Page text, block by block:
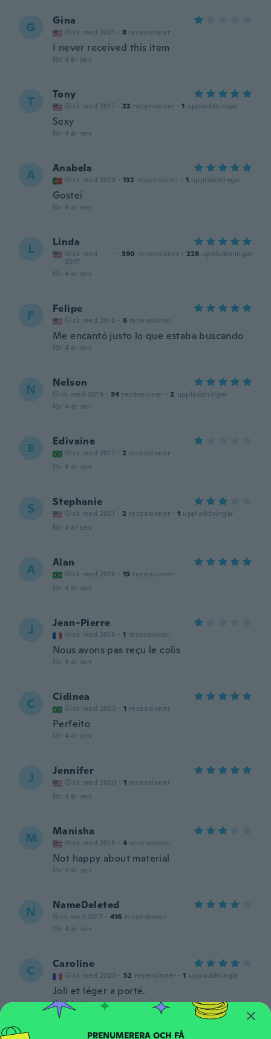
G Gina
Gick med 2021 · 8 recensioner
I never received this item
för 4 år sen
T Tony
Gick med 2017 · 22 recensioner · 1 uppladdningar
Sexy
för 4 år sen
A Anabela
Gick med 2019 · 132 recensioner · 1 uppladdningar
Gostei
för 4 år sen
L Linda
Gick med
2017
· 390 recensioner · 228 uppladdningar
för 4 år sen
F Felipe
Gick med 2018 · 6 recensioner
Me encantó justo lo que estaba buscando
för 4 år sen
N Nelson
Gick med 2019 · 34 recensioner · 2 uppladdningar
för 4 år sen
E Edivaine
Gick med 2017 · 2 recensioner
för 4 år sen
S Stephanie
Gick med 2021 · 2 recensioner · 1 uppladdningar
för 4 år sen
A Alan
Gick med 2018 · 15 recensioner
för 4 år sen
J Jean-Pierre
Gick med 2018 · 1 recensioner
Nous avons pas reçu le colis
för 4 år sen
C Cidinea
Gick med 2020 · 1 recensioner
Perfeito
för 4 år sen
J Jennifer
Gick med 2020 · 1 recensioner
för 4 år sen
M Manisha
Gick med 2018 · 4 recensioner
Not happy about material
för 4 år sen
N NameDeleted
Gick med 2017 · 416 recensioner
för 4 år sen
C Caroline
Gick med 2020 · 52 recensioner · 1 uppladdningar
Joli et léger a porté.
för 4 år sen
PRENUMERERA OCH FÅ